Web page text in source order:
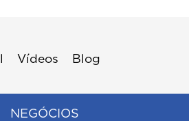
Vídeos Blog
NEGÓCIOS